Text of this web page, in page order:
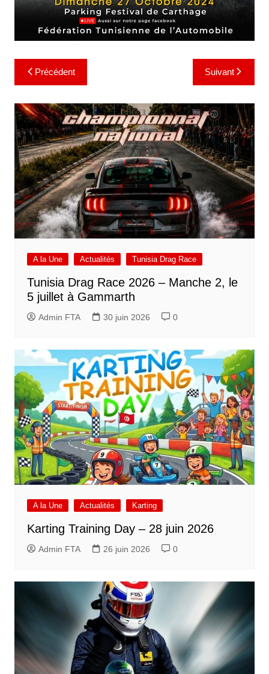
Navigation
de
l’article
Précédent Suivant
A la Une Actualités Tunisia Drag Race
Tunisia Drag Race 2026 – Manche 2, le
5 juillet à Gammarth
Admin FTA 30 juin 2026 0
A la Une Actualités Karting
Karting Training Day – 28 juin 2026
Admin FTA 26 juin 2026 0